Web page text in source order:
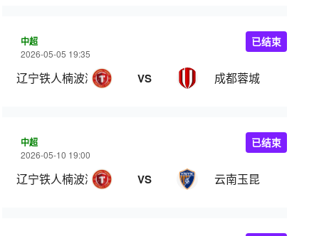
中超
2026-05-05 19:35
辽宁铁人楠波湾 VS 成都蓉城
已结束
中超
2026-05-10 19:00
辽宁铁人楠波湾 VS 云南玉昆
已结束